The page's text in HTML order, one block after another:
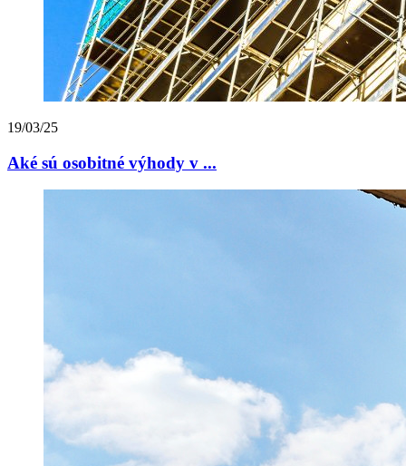
19/03/25
Aké sú osobitné výhody v ...